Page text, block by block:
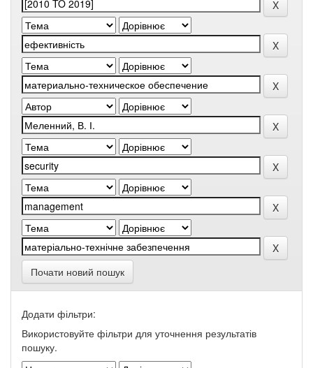
Почати новий пошук
Додати фільтри:
Використовуйте фільтри для уточнення результатів
пошуку.